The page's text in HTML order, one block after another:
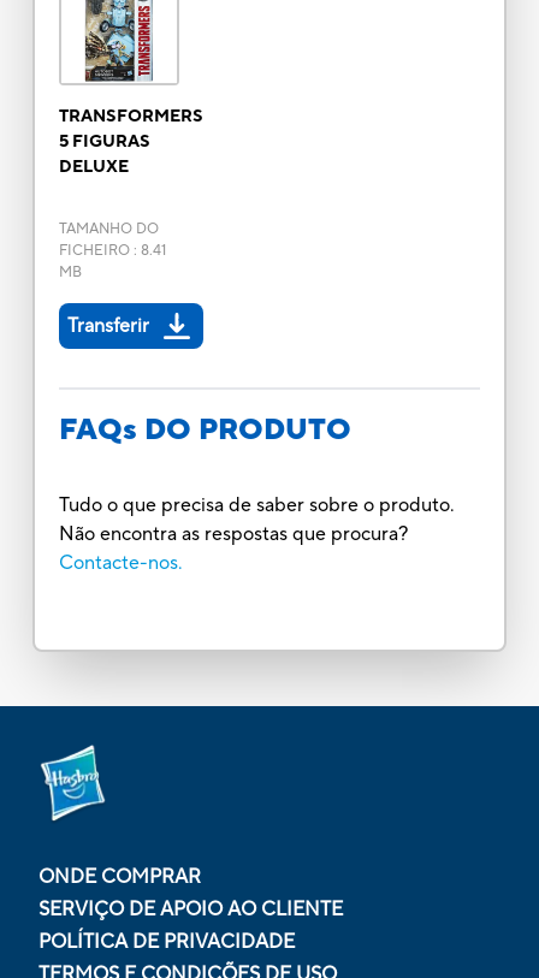
TRANSFORMERS
5 FIGURAS
DELUXE
TAMANHO DO
FICHEIRO: 8.41
MB
Transferir
FAQs DO PRODUTO
Tudo o que precisa de saber sobre o produto.
Não encontra as respostas que procura?
Contacte-nos.
ONDE COMPRAR
SERVIÇO DE APOIO AO CLIENTE
POLÍTICA DE PRIVACIDADE